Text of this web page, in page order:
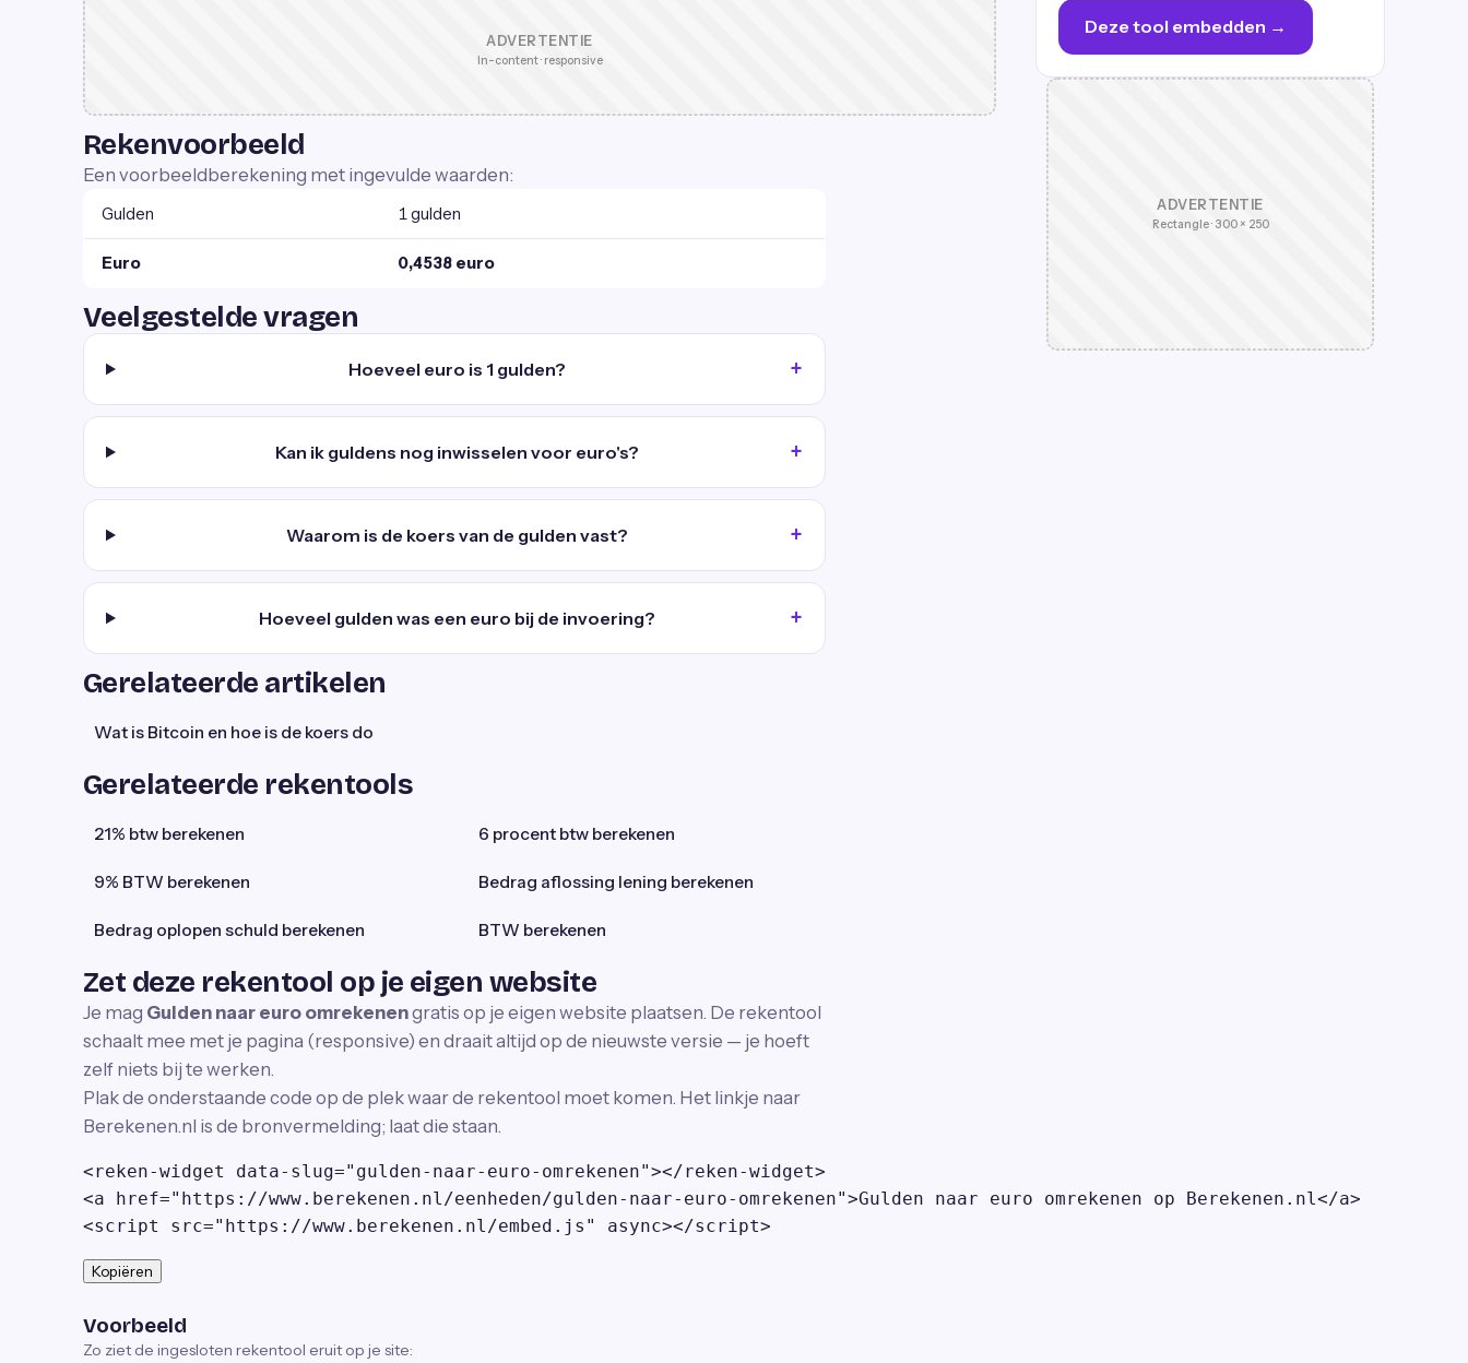
ADVERTENTIE
In-content · responsive
Rekenvoorbeeld
Een voorbeeldberekening met ingevulde waarden:
Gulden 1 gulden
Euro 0,4538 euro
Veelgestelde vragen
Hoeveel euro is 1 gulden?
Kan ik guldens nog inwisselen voor euro's?
Waarom is de koers van de gulden vast?
Hoeveel gulden was een euro bij de invoering?
Gerelateerde artikelen
Wat is Bitcoin en hoe is de koers do
Gerelateerde rekentools
21% btw berekenen 6 procent btw berekenen
9% BTW berekenen Bedrag aflossing lening berekenen
Bedrag oplopen schuld berekenen BTW berekenen
Zet deze rekentool op je eigen website
Je mag Gulden naar euro omrekenengratis op je eigen website plaatsen. De rekentool
schaalt mee met je pagina (responsive) en draait altijd op de nieuwste versie — je hoeft
zelf niets bij te werken.
Plak de onderstaande code op de plek waar de rekentool moet komen. Het linkje naar
Berekenen.nl is de bronvermelding; laat die staan.
<reken-widget data-slug="gulden-naar-euro-omrekenen"></reken-widget>
<a href="https://www.berekenen.nl/eenheden/gulden-naar-euro-omrekenen">Gulden naar euro omrekenen op Berekenen.nl</a>
<script src="https://www.berekenen.nl/embed.js" async></script>
Kopiëren
Voorbeeld
Zo ziet de ingesloten rekentool eruit op je site:
Deze tool embedden →
ADVERTENTIE
Rectangle · 300 × 250